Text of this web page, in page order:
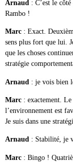
Arnaud : C’est le
Rambo !
Marc : Exact.
sens plus fort que lui.
que les choses
stratégie
Arnaud : je vois bien
Marc : exactement.
l’environnement est
Je suis dans une
Arnaud : Stabilité, je
Marc : Bingo !